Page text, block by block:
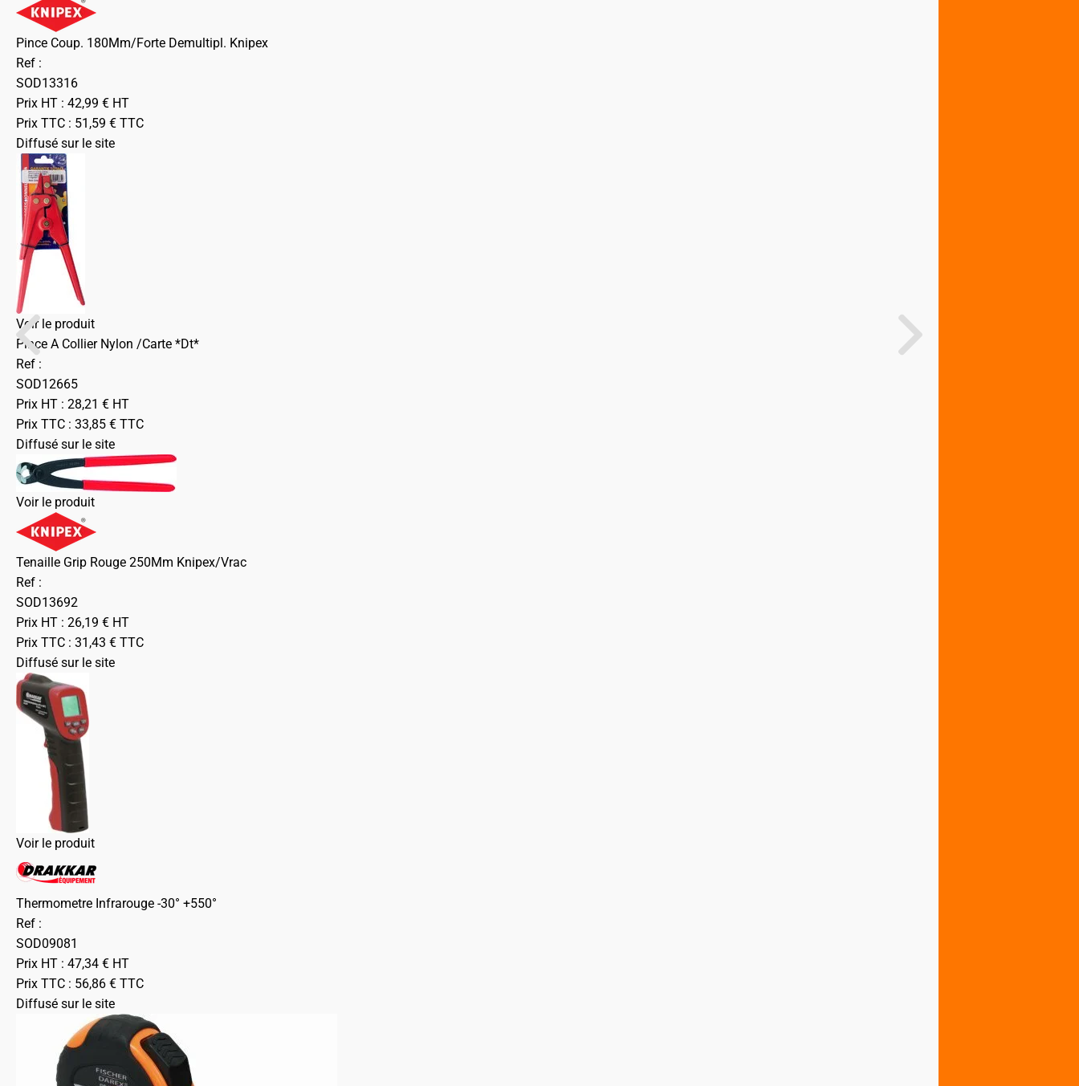
Pince Coup. 180Mm/Forte Demultipl. Knipex
Ref :
SOD13316
Prix HT : 42,99 € HT
Prix TTC : 51,59 € TTC
Diffusé sur le site
Voir le produit
Pince A Collier Nylon /Carte *Dt*
Ref :
SOD12665
Prix HT : 28,21 € HT
Prix TTC : 33,85 € TTC
Diffusé sur le site
Voir le produit
Tenaille Grip Rouge 250Mm Knipex/Vrac
Ref :
SOD13692
Prix HT : 26,19 € HT
Prix TTC : 31,43 € TTC
Diffusé sur le site
Voir le produit
Thermometre Infrarouge -30° +550°
Ref :
SOD09081
Prix HT : 47,34 € HT
Prix TTC : 56,86 € TTC
Diffusé sur le site